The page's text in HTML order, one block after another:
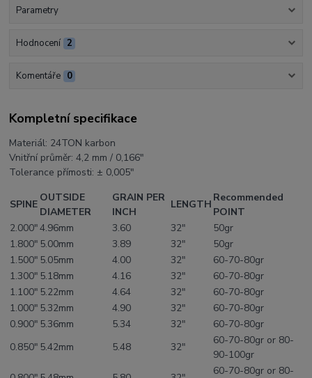
Parametry
Hodnocení 2
Komentáře 0
Kompletní specifikace
Materiál: 24TON karbon
Vnitřní průměr:4,2 mm / 0,166"
Tolerance přímosti: ± 0,005"
SPINE
OUTSIDE
DIAMETER
GRAIN PER
INCH
LENGTH
Recommended
POINT
2.000"4.96mm 3.60 32"
50gr
1.800" 5.00mm 3.89 32"
50gr
1.500" 5.05mm 4.00 32"
60-70-80gr
1.300" 5.18mm 4.16 32"
60-70-80gr
1.100" 5.22mm 4.64 32"
60-70-80gr
1.000" 5.32mm 4.90 32"
60-70-80gr
0.900" 5.36mm 5.34 32"
60-70-80gr
0.850" 5.42mm 5.48 32"
60-70-80gr or 80-
90-100gr
60-70-80gr or 80-